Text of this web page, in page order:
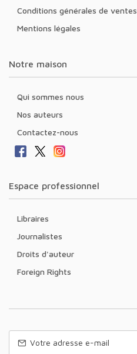
Conditions générales de ventes
Mentions légales
Notre maison
Qui sommes nous
Nos auteurs
Contactez-nous
Espace professionnel
Libraires
Journalistes
Droits d'auteur
Foreign Rights